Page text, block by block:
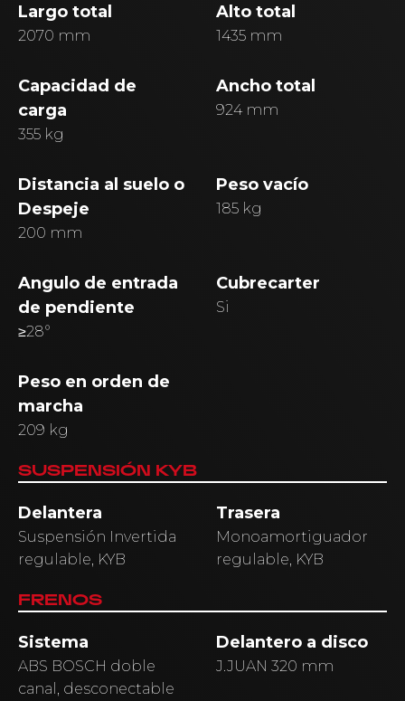
Largo total
2070 mm
Alto total
1435 mm
Capacidad de
carga
355 kg
Ancho total
924 mm
Distancia al suelo o
Despeje
200 mm
Peso vacío
185 kg
Angulo de entrada
de pendiente
≥28°
Cubrecarter
Si
Peso en orden de
marcha
209 kg
SUSPENSIÓN KYB
Delantera
Suspensión Invertida
regulable, KYB
Trasera
Monoamortiguador
regulable, KYB
FRENOS
Sistema
ABS BOSCH doble
canal, desconectable
Delantero a disco
J.JUAN 320 mm